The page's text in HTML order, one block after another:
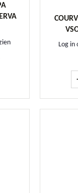
Antica Cuveé Reserva
Log in